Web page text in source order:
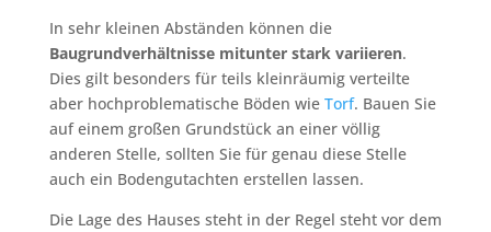
In sehr kleinen Abständen können die
Baugrundverhältnisse mitunter stark variieren.
Dies gilt besonders für teils kleinräumig verteilte
aber hochproblematische Böden wie Torf. Bauen Sie
auf einem großen Grundstück an einer völlig
anderen Stelle, sollten Sie für genau diese Stelle
auch ein Bodengutachten erstellen lassen.
Die Lage des Hauses steht in der Regel steht vor dem